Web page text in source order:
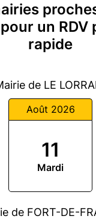
un
rapide
de LE
Août 2026
11
Mardi
de FORT-DE-